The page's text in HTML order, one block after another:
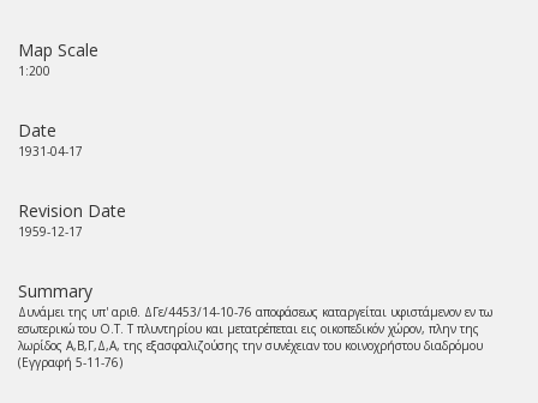
Map Scale
1:200
Date
1931-04-17
Revision Date
1959-12-17
Summary
Δυνάμει της υπ' αριθ. ΔΓε/4453/14-10-76 αποφάσεως καταργείται υφιστάμενον εν τω
εσωτερικώ του Ο.Τ. Τ πλυντηρίου και μετατρέπεται εις οικοπεδικόν χώρον, πλην της
λωρίδος Α,Β,Γ,Δ,Α, της εξασφαλιζούσης την συνέχειαν του κοινοχρήστου διαδρόμου
(Εγγραφή 5-11-76)